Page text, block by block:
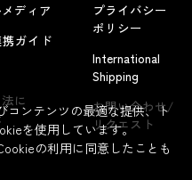
ディア
携ガイド
に
プライバシー
ポリシー
International
Shipping
お問い合わせ/
リクエスト
コンテンツの最適な提供、ト
を使用しています。
の利用に同意したことも